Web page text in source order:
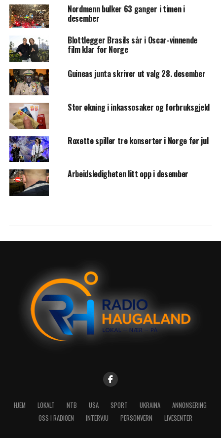
Nordmenn bulker 63 ganger i timen i
desember
Blottlegger Brasils sår i Oscar-vinnende
film klar for Norge
Guineas junta skriver ut valg 28. desember
Stor økning i inkassosaker og forbruksgjeld
Roxette spiller tre konserter i Norge før jul
Arbeidsledigheten litt opp i desember
HJEM LOKALT NTB USA SPORT UKRAINA
ANNONSERING
OSS I RADIOEN
INTERVJU PERSONVERN LIVESENTER